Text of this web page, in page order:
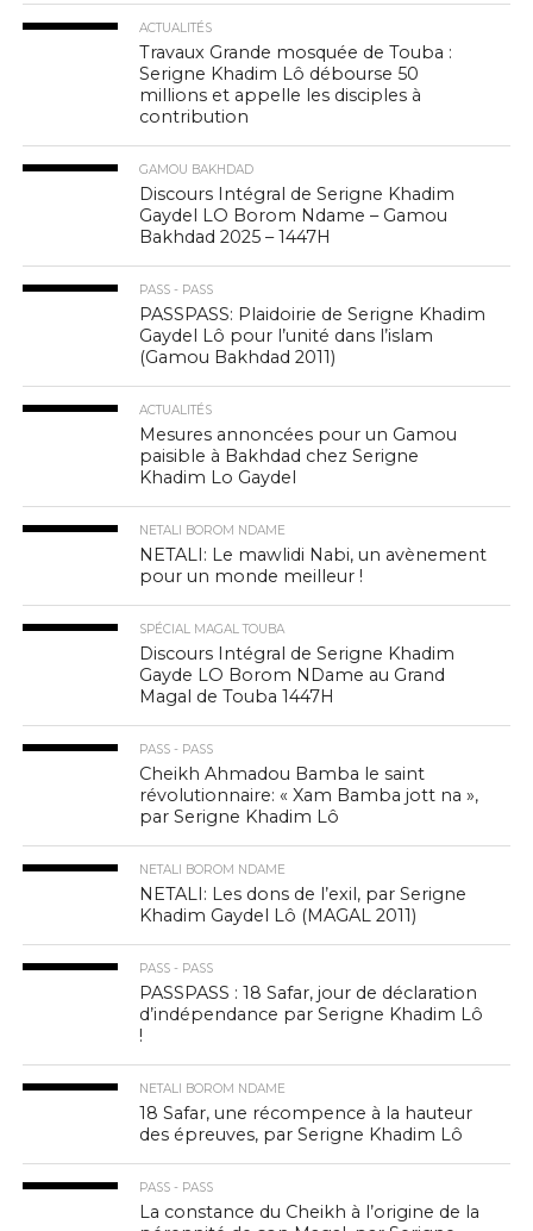
ACTUALITÉS
Travaux Grande mosquée de Touba :
Serigne Khadim Lô débourse 50
millions et appelle les disciples à
contribution
GAMOU BAKHDAD
Discours Intégral de Serigne Khadim
Gaydel LO Borom Ndame – Gamou
Bakhdad 2025 – 1447H
PASS - PASS
PASSPASS: Plaidoirie de Serigne Khadim
Gaydel Lô pour l’unité dans l’islam
(Gamou Bakhdad 2011)
ACTUALITÉS
Mesures annoncées pour un Gamou
paisible à Bakhdad chez Serigne
Khadim Lo Gaydel
NETALI BOROM NDAME
NETALI: Le mawlidi Nabi, un avènement
pour un monde meilleur !
SPÉCIAL MAGAL TOUBA
Discours Intégral de Serigne Khadim
Gayde LO Borom NDame au Grand
Magal de Touba 1447H
PASS - PASS
Cheikh Ahmadou Bamba le saint
révolutionnaire: « Xam Bamba jott na »,
par Serigne Khadim Lô
NETALI BOROM NDAME
NETALI: Les dons de l’exil, par Serigne
Khadim Gaydel Lô (MAGAL 2011)
PASS - PASS
PASSPASS : 18 Safar, jour de déclaration
d’indépendance par Serigne Khadim Lô
!
NETALI BOROM NDAME
18 Safar, une récompence à la hauteur
des épreuves, par Serigne Khadim Lô
PASS - PASS
La constance du Cheikh à l’origine de la